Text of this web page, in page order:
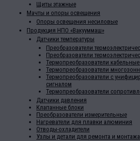
Щиты этажные
Мачты и опоры освещения
Опоры освещения несиловые
Продукция НПО «Вакууммаш»
Датчики температуры
Преобразователи
Преобразователи
Термопреобразователи
Термопреобразователи
Термопреобразователи с
сигналом
Термопреобразователи
Датчики давления
Клапанные блоки
Преобразователи измерительные
Нагреватели для плавки алюминия
Отводы-охладители
Узлы и детали для ремонта и монтажа